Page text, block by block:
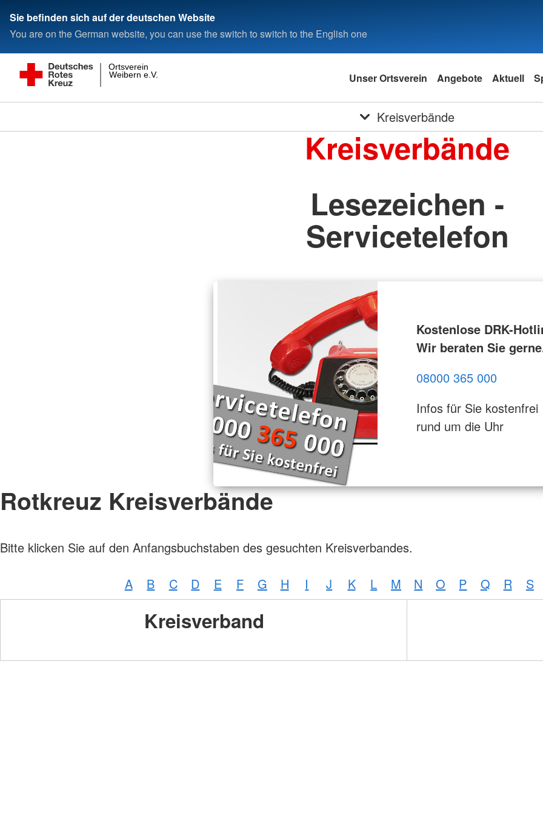
Sie befinden sich auf der deutschen Website
You are on the German website, you can use the switch to switch to the English one
Weibern e.V.
Ortsverein
Unser Ortsverein Angebote Aktuell
Kreisverbände
Kreisverbände
Lesezeichen -
Servicetelefon
Kostenlose DRK-
Wir beraten Sie
08000 365 000
Infos für Sie kostenfrei
rund um die Uhr
Rotkreuz Kreisverbände
Bitte klicken Sie auf den Anfangsbuchstaben des gesuchten Kreisverbandes.
A B C D E F G H I J K L M N O P Q R S
Kreisverband